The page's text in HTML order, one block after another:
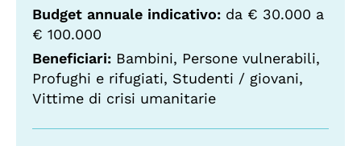
Budget annuale indicativo: da € 30.000 a
€ 100.000
Beneficiari: Bambini, Persone vulnerabili,
Profughi e rifugiati, Studenti / giovani,
Vittime di crisi umanitarie